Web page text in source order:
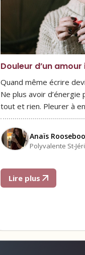
Douleur d’un
Quand même écrire
Ne plus avoir
tout et rien. Pleurer à
Anaïs
Polyvalente St-
Lire plus